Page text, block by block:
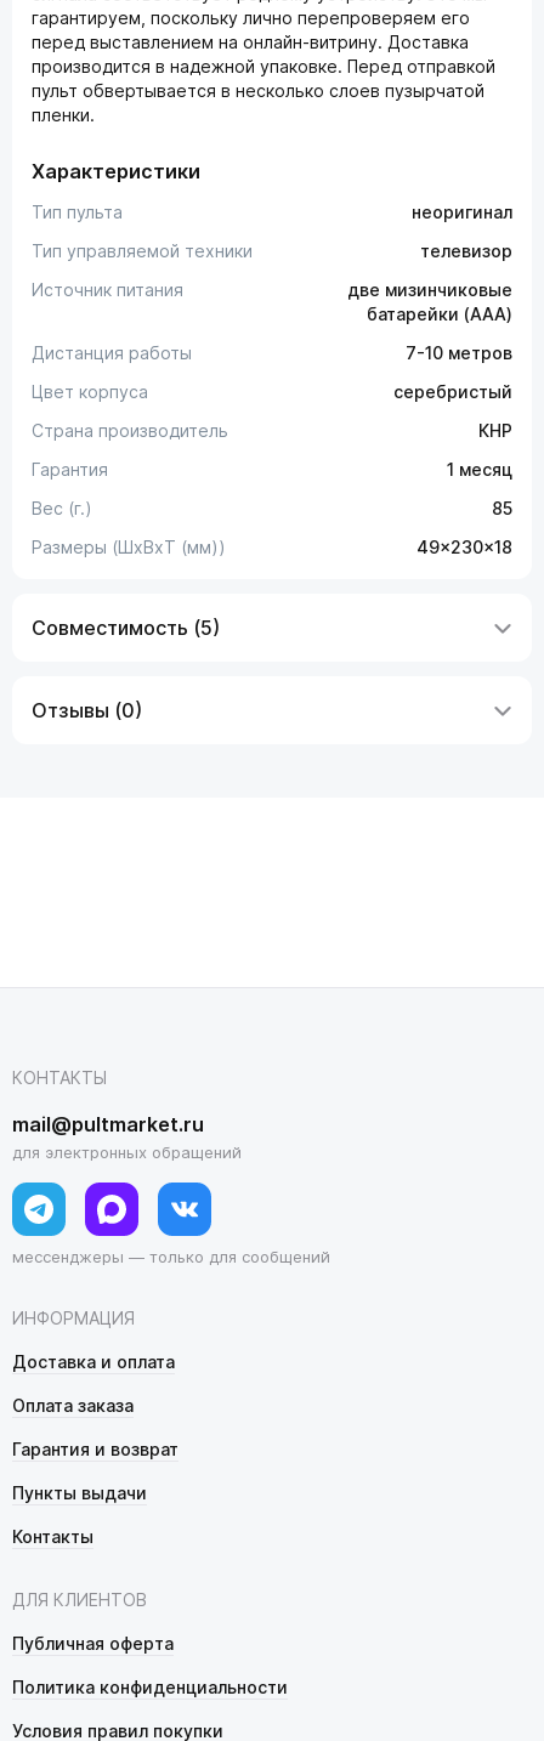
гарантируем, поскольку лично перепроверяем его
перед выставлением на онлайн-витрину. Доставка
производится в надежной упаковке. Перед отправкой
пульт обвертывается в несколько слоев пузырчатой
пленки.
Характеристики
Тип пульта
неоригинал
Тип управляемой техники
телевизор
Источник питания
две мизинчиковые
батарейки (AAA)
Дистанция работы
7-10 метров
Цвет корпуса
серебристый
Страна производитель
КНР
Гарантия
1 месяц
Вес (г.)
85
Размеры (ШxВxТ (мм))
49x230x18
Совместимость (5)
Отзывы (0)
ИНФОРМАЦИЯ
Доставка и оплата
Оплата заказа
Гарантия и возврат
Пункты выдачи
Контакты
ДЛЯ КЛИЕНТОВ
Публичная оферта
Политика конфиденциальности
Условия правил покупки
КОНТАКТЫ
mail@pultmarket.ru
для электронных обращений
мессенджеры — только для сообщений